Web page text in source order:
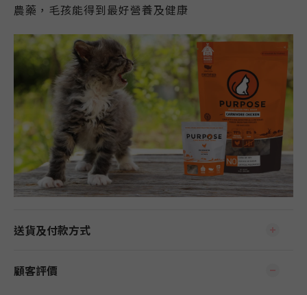
農藥，毛孩能得到最好營養及健康
送貨及付款方式
顧客評價